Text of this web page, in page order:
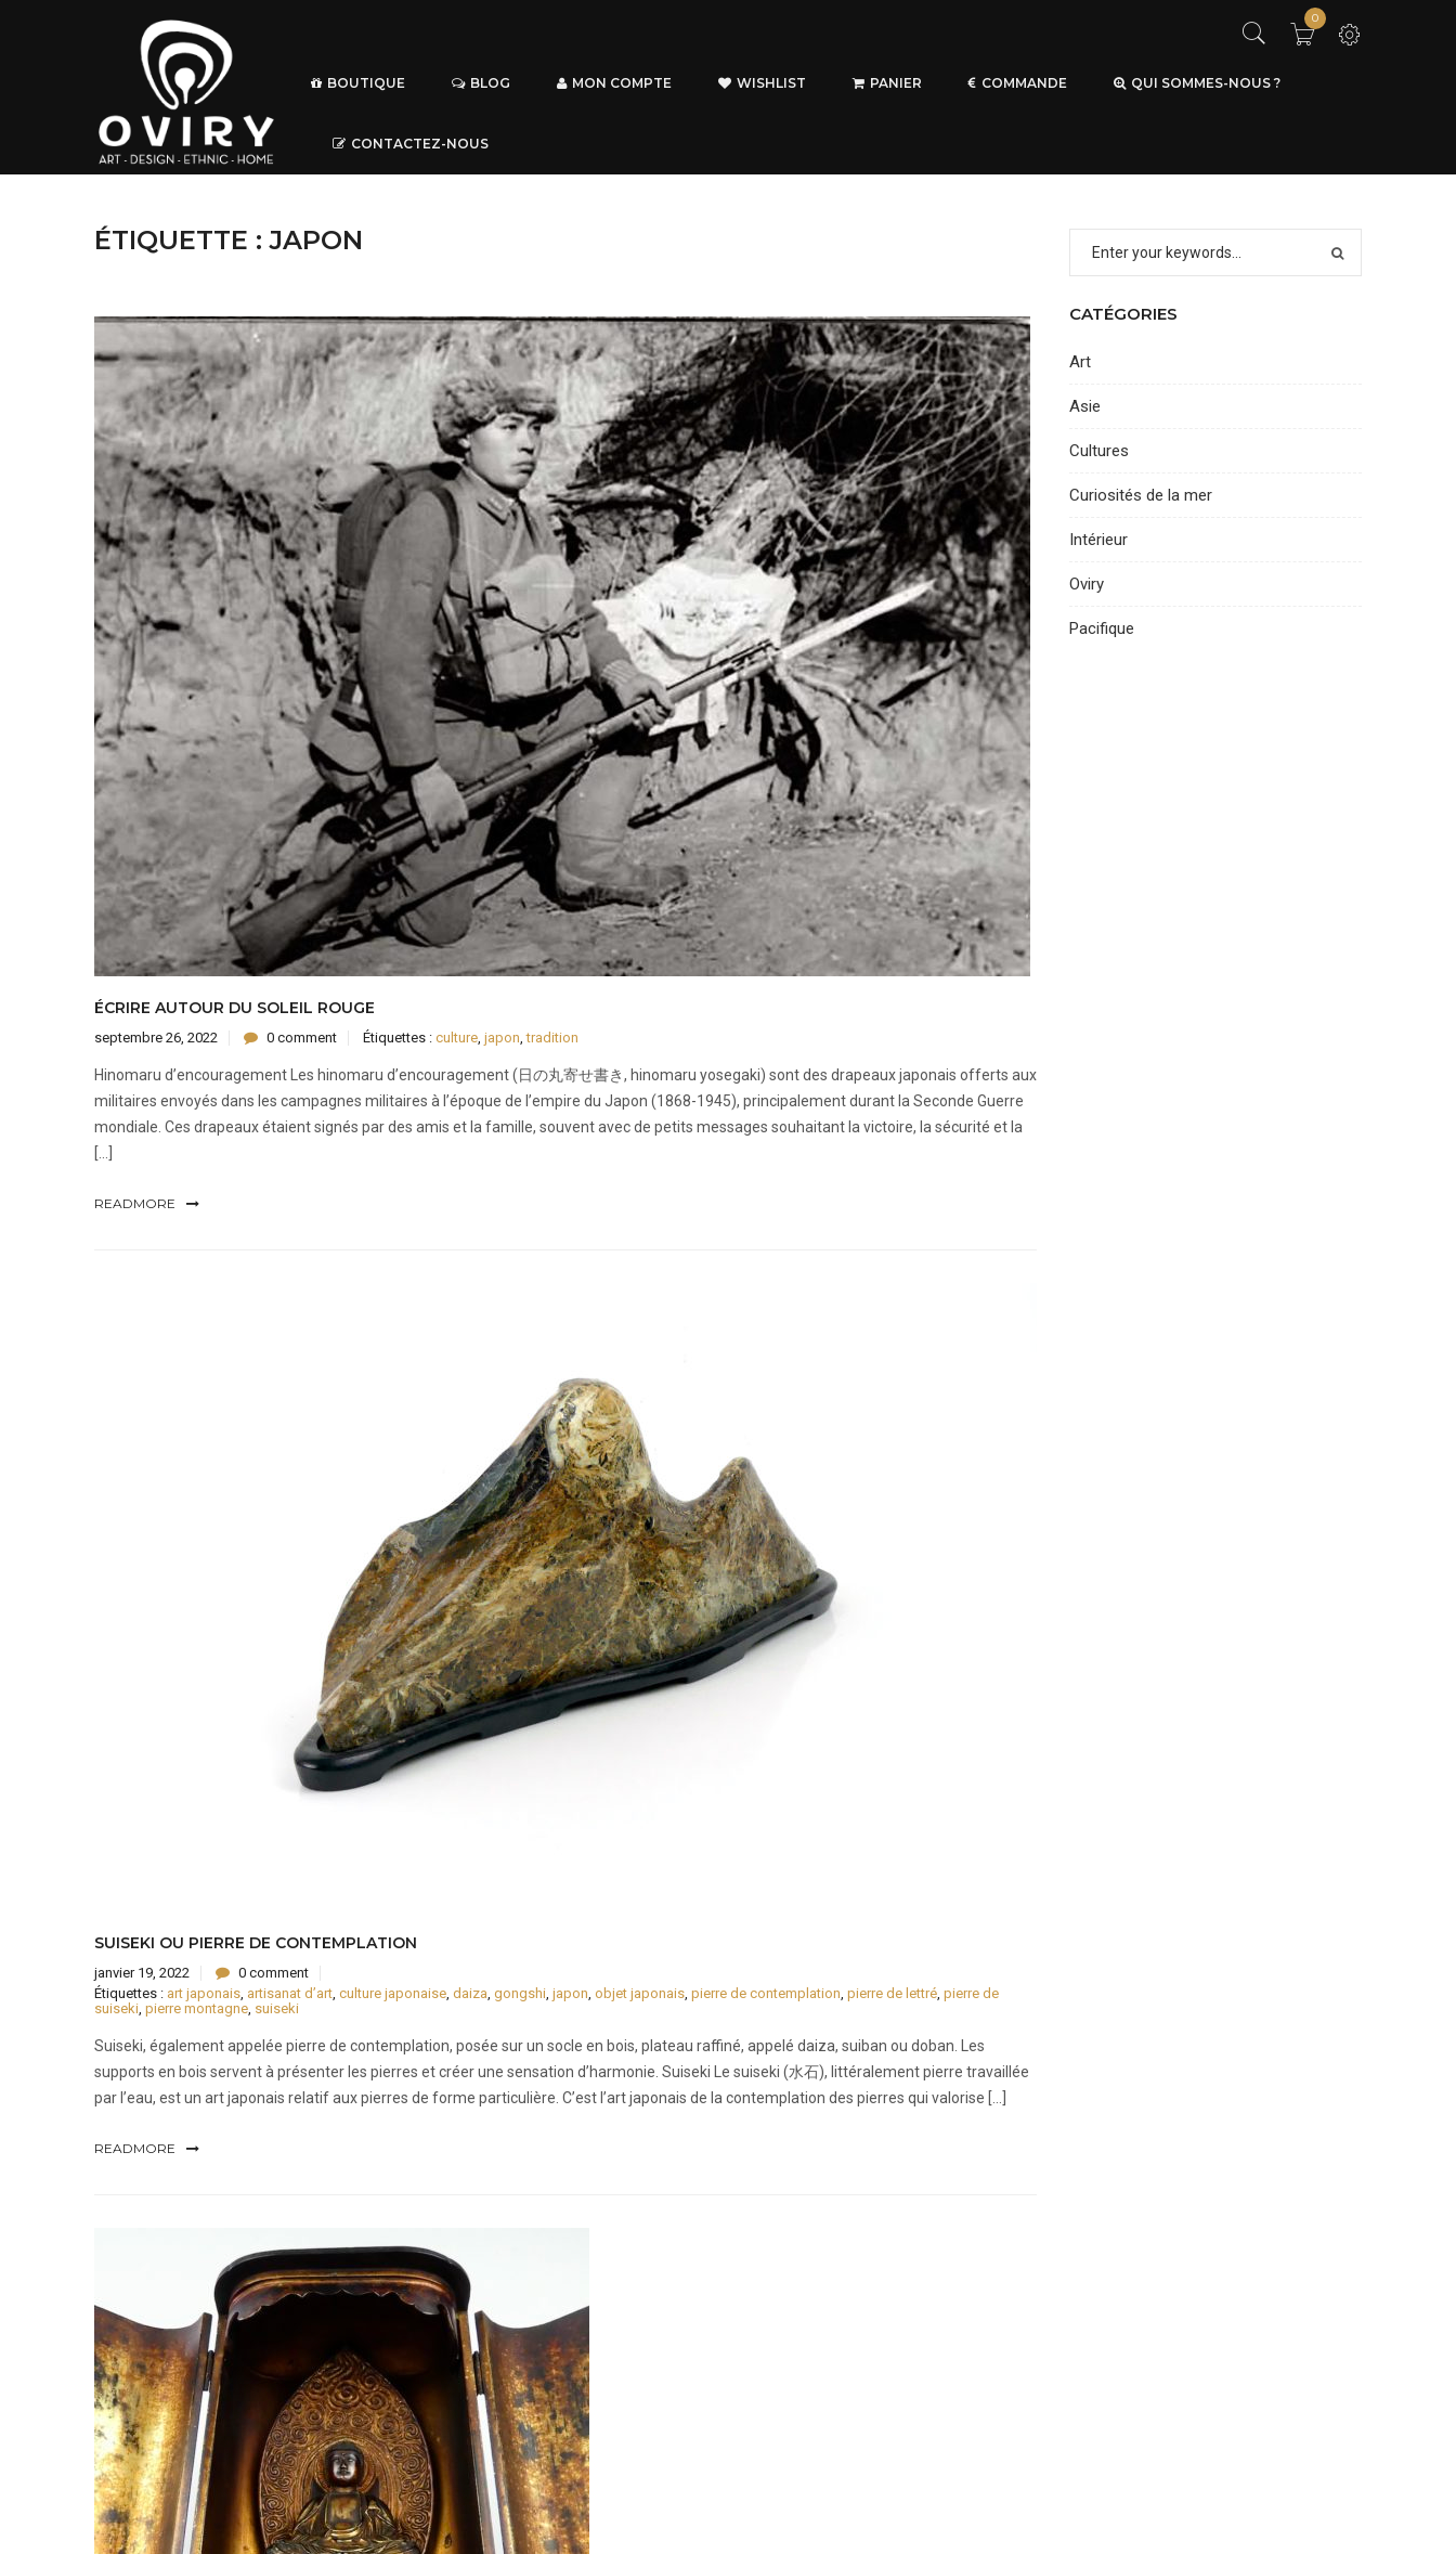
0
BOUTIQUE BLOG MON COMPTE WISHLIST PANIER COMMANDE QUI SOMMES-NOUS ?
CONTACTEZ-NOUS
ÉTIQUETTE :JAPON
ÉCRIRE AUTOUR DU SOLEIL ROUGE
septembre 26, 2022 0 comment Étiquettes : culture, japon,tradition
Hinomaru d’encouragement Les hinomaru d’encouragement (日の丸寄せ書き, hinomaru yosegaki) sont des drapeaux japonais offerts aux
militaires envoyés dans les campagnes militaires à l’époque de l’empire du Japon (1868-1945), principalement durant la Seconde Guerre
mondiale. Ces drapeaux étaient signés par des amis et la famille, souvent avec de petits messages souhaitant la victoire, la sécurité et la
READMORE
SUISEKI OU PIERRE DE CONTEMPLATION
janvier 19, 2022
0 comment
Étiquettes : art japonais, artisanat d’art, culture japonaise, daiza, gongshi, japon, objet japonais, pierre de contemplation, pierre de lettré, pierre de
suiseki, pierre montagne, suiseki
Suiseki, également appelée pierre de contemplation, posée sur un socle en bois, plateau raffiné, appelé daiza, suiban ou doban. Les
supports en bois servent à présenter les pierres et créer une sensation d’harmonie. Suiseki Le suiseki (水石), littéralement pierre travaillée
par l’eau, est un art japonais relatif aux pierres de forme particulière. C’est l’art japonais de la contemplation des pierres qui valorise […]
READMORE
CATÉGORIES
Art
Asie
Cultures
Curiosités de la mer
Intérieur
Oviry
Pacifique